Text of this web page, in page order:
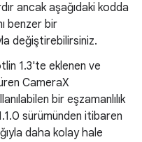
ancak aşağıdaki kodda
benzer bir
değiştirebilirsiniz.
1.3'te eklenen ve
CameraX
bir eşzamanlılık
sürümünden itibaren
daha kolay hale